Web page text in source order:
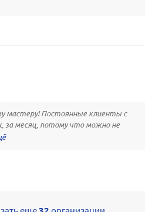
мастеру! Постоянные клиенты с
за месяц, потому что можно не